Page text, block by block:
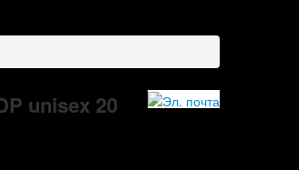
unisex 20